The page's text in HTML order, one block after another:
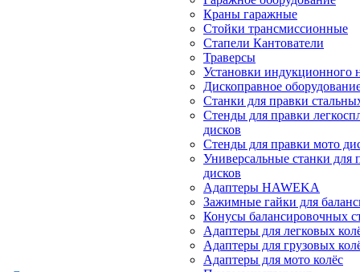
Краны гаражные
Стойки трансмиссионные
Стапели Кантователи
Траверсы
Установки индукционного
Дископравное
Станки для правки
Стенды для правки
дисков
Стенды для правки мото
Универсальные станки для
дисков
Адаптеры HAWEKA
Зажимные гайки для
Конусы балансировочных
Адаптеры для легковых
Адаптеры для грузовых
Адаптеры для мото колёс